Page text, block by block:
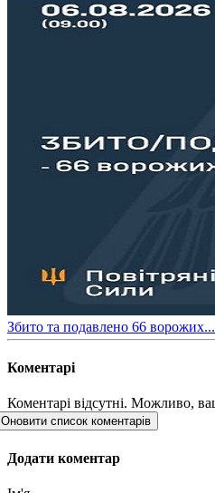
​Збито та подавлено 66 ворожих...
Коментарі
Коментарі відсутні. Можливо,
Оновити список коментарів
Додати коментар